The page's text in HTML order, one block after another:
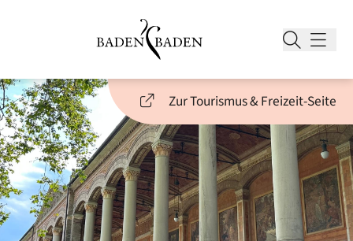
Zur Tourismus & Freizeit-Seite